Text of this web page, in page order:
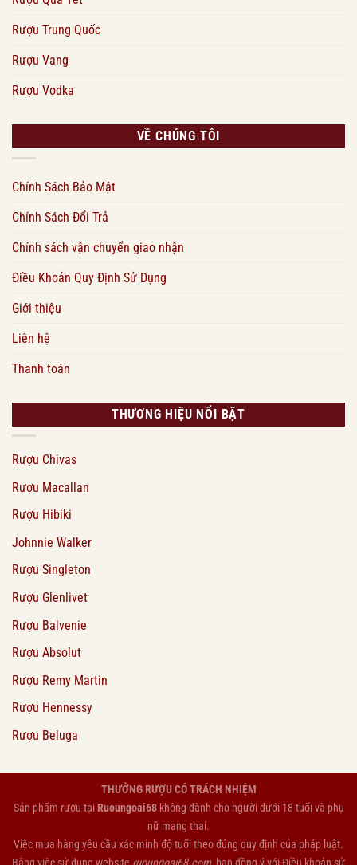
Rượu Trung Quốc
Rượu Vang
Rượu Vodka
VỀ CHÚNG TÔI
Chính Sách Bảo Mật
Chính Sách Đổi Trả
Chính sách vận chuyển giao nhận
Điều Khoản Quy Định Sử Dụng
Giới thiệu
Liên hệ
Thanh toán
THƯƠNG HIỆU NỔI BẬT
Rượu Chivas
Rượu Macallan
Rượu Hibiki
Johnnie Walker
Rượu Singleton
Rượu Glenlivet
Rượu Balvenie
Rượu Absolut
Rượu Remy Martin
Rượu Hennessy
Rượu Beluga
THƯỞNG RƯỢU CÓ TRÁCH NHIỆM
Sản phẩm rượu tạiRuoungoai68không dành cho người dưới 18 tuổi và phụ
nữ mang thai.
Việc mua hàng yêu cầu xác minh độ tuổi theo đúng quy định của pháp luật.